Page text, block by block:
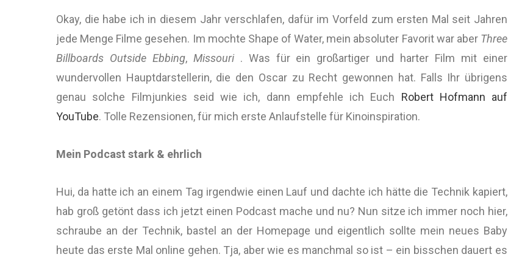
Okay, die habe ich in diesem Jahr verschlafen, dafür im Vorfeld zum ersten Mal seit Jahren
jede Menge Filme gesehen. Im mochte Shape of Water, mein absoluter Favorit war aber Three
Billboards Outside Ebbing, Missouri. Was für ein großartiger und harter Film mit einer
wundervollen Hauptdarstellerin, die den Oscar zu Recht gewonnen hat. Falls Ihr übrigens
genau solche Filmjunkies seid wie ich, dann empfehle ich Euch Robert Hofmann auf
YouTube. Tolle Rezensionen, für mich erste Anlaufstelle für Kinoinspiration.
Mein Podcast stark & ehrlich
Hui, da hatte ich an einem Tag irgendwie einen Lauf und dachte ich hätte die Technik kapiert,
hab groß getönt dass ich jetzt einen Podcast mache und nu? Nun sitze ich immer noch hier,
schraube an der Technik, bastel an der Homepage und eigentlich sollte mein neues Baby
heute das erste Mal online gehen. Tja, aber wie es manchmal so ist – ein bisschen dauert es